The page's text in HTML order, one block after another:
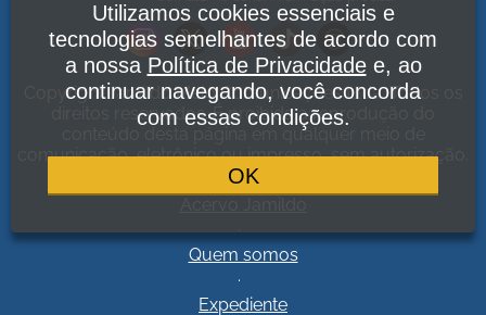
Copyright Jamildo Melo Comunicações Ltda. Todos os
direitos reservados. É proibida a reprodução do
conteúdo desta página em qualquer meio de
comunicação, eletrônico ou impresso, sem autorização.
Política de Privacidade
Quem somos
.
Expediente
Utilizamos cookies essenciais e
tecnologias semelhantes de acordo com
a nossa Política de Privacidadee, ao
continuar navegando, você concorda
com essas condições.
OK